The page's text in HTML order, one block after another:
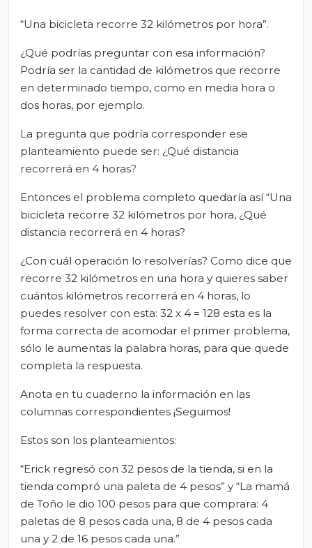
“Una bicicleta recorre 32 kilómetros por hora”.
¿Qué podrías preguntar con esa información?
Podría ser la cantidad de kilómetros que recorre
en determinado tiempo, como en media hora o
dos horas, por ejemplo.
La pregunta que podría corresponder ese
planteamiento puede ser: ¿Qué distancia
recorrerá en 4 horas?
Entonces el problema completo quedaría así “Una
bicicleta recorre 32 kilómetros por hora, ¿Qué
distancia recorrerá en 4 horas?
¿Con cuál operación lo resolverías? Como dice que
recorre 32 kilómetros en una hora y quieres saber
cuántos kilómetros recorrerá en 4 horas, lo
puedes resolver con esta: 32 x 4 = 128 esta es la
forma correcta de acomodar el primer problema,
sólo le aumentas la palabra horas, para que quede
completa la respuesta.
Anota en tu cuaderno la información en las
columnas correspondientes ¡Seguimos!
Estos son los planteamientos:
“Erick regresó con 32 pesos de la tienda, si en la
tienda compró una paleta de 4 pesos” y “La mamá
de Toño le dio 100 pesos para que comprara: 4
paletas de 8 pesos cada una, 8 de 4 pesos cada
una y 2 de 16 pesos cada una.”